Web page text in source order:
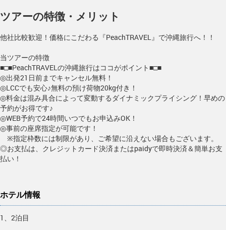
ツアーの特徴・メリット
他社比較歓迎！価格にこだわる『PeachTRAVEL』で沖縄旅行へ！！
当ツアーの特徴
■□■PeachTRAVELの沖縄旅行はココがポイント■□■
◎出発21日前までキャンセル無料！
◎LCCでも安心♪無料の預け荷物20kg付き！
◎料金は混み具合によって変動するダイナミックプライシング！早めの
予約がお得です♪
◎WEB予約で24時間いつでもお申込みOK！
◎事前の座席指定が可能です！
※指定枠数には制限があり、ご希望に沿えない場合もございます。
◎お支払は、クレジットカード決済またはpaidyで即時決済＆簡単お支
払い！
ホテル情報
1、2泊目